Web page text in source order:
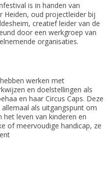
is in handen van
Heiden, oud projectleider bij
creatief leider van de
door een werkgroep van
organisaties.
werken met
en doelstellingen als
en haar Circus Caps. Deze
als uitgangspunt om
het leven van kinderen en
of meervoudige handicap, ze